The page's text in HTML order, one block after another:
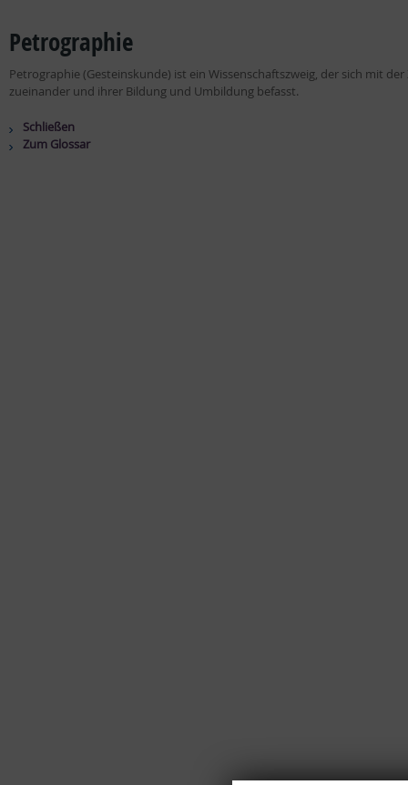
Petrographie
Petrographie (Gesteinskunde) ist ein Wissenschaftszweig, der sich mit
zueinander und ihrer Bildung und Umbildung befasst.
Schließen
Zum Glossar